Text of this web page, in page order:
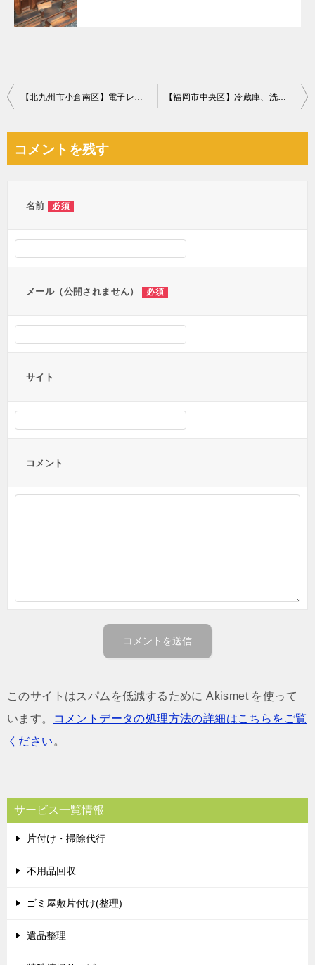
投
ビ
【北九州市小倉南区】電子レンジ、ビデオデッキ、扇風機などの回収・処分 お客様の声 【福岡市中央区】冷蔵庫、洗濯機、エアコン、衣装ケース等の回収
コメントを残す
名前 必須
メール（公開されません） 必須
サイト
コメント
このサイトはスパムを低減するために Akismet を使って
います。
コメントデータの処理方法の詳細はこちらをご覧
ください 。
サービス一覧情報
片付け・掃除代行
不用品回収
ゴミ屋敷片付け(整理)
遺品整理